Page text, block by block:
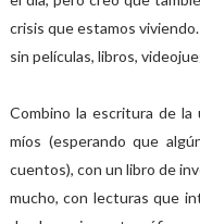
crisis que estamos
sin películas, libros,
Combino la escritura de la
míos (esperando que
cuentos), con un libro de
mucho, con lecturas que